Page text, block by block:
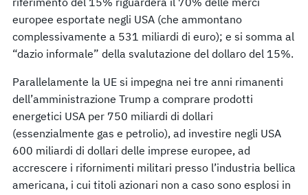
europee esportate negli USA (che ammontano
complessivamente a 531 miliardi di euro); e si somma al
“dazio informale” della svalutazione del dollaro del 15%.
Parallelamente la UE si impegna nei tre anni rimanenti
dell’amministrazione Trump a comprare prodotti
energetici USA per 750 miliardi di dollari
(essenzialmente gas e petrolio), ad investire negli USA
600 miliardi di dollari delle imprese europee, ad
accrescere i rifornimenti militari presso l’industria bellica
americana, i cui titoli azionari non a caso sono esplosi in